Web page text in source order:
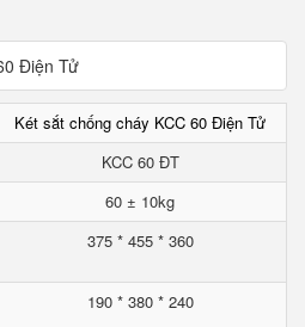
Két sắt chống cháy KCC 60 Điện Tử
KCC 60 ĐT
60 ± 10kg
375 * 455 * 360
190 * 380 * 240